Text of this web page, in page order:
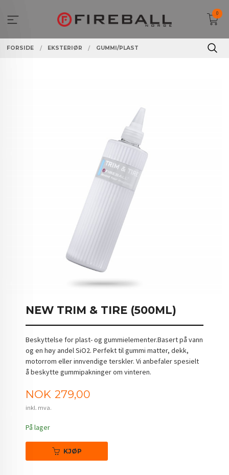
innholdet
0
FORSIDE EKSTERIØR GUMMI/PLAST
NEW TRIM & TIRE (500ML)
Beskyttelse for plast- og gummielementer.Basert på vann
og en høy andel SiO2. Perfekt til gummi matter, dekk,
motorrom eller innvendige terskler. Vi anbefaler spesielt
å beskytte gummipakninger om vinteren.
Pris
NOK 279,00
inkl. mva.
På lager
KJØP